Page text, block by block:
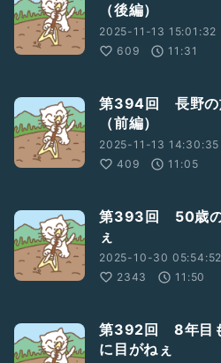
（後編）
2025-11-13 15:01:32
609
11:31
第394回 長野の
（前編）
2025-11-13 14:30:35
409
11:05
第393回 50歳の
ぇ
2025-10-30 05:54:52
2343
11:50
第392回 8年目
に目がねぇ